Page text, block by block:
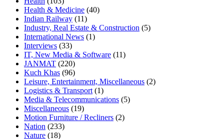
Health & Medicine (40)
Indian Railway (11)
Industry, Real Estate & Construction (5)
International News (1)
Interviews (33)
IT, New Media & Software (11)
JANMAT (220)
Kuch Khas (96)
Leisure, Entertainment, Miscellaneous (2)
Logistics & Transport (1)
Media & Telecommunications (5)
Miscellaneous (19)
Motion Furniture / Recliners (2)
Nation (233)
Nature (18)